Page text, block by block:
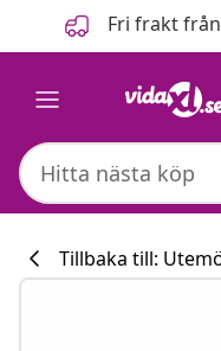
FöregåendeFri frakt
Tillbaka till: